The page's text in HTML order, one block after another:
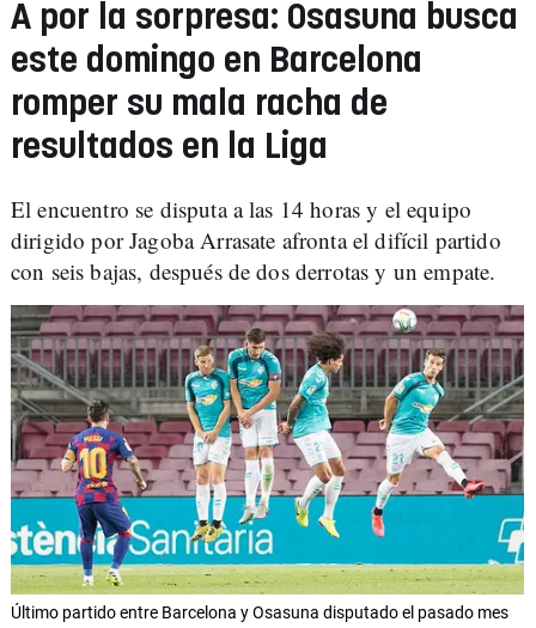
A por la sorpresa: Osasuna busca
este domingo en Barcelona
romper su mala racha de
resultados en la Liga
El encuentro se disputa a las 14 horas y el equipo
dirigido por Jagoba Arrasate afronta el difícil partido
con seis bajas, después de dos derrotas y un empate.
Último partido entre Barcelona y Osasuna disputado el pasado mes